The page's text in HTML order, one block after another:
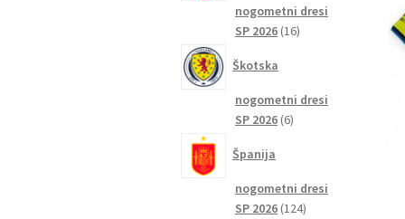
nogometni dresi
SP 2026 1616
Škotska
nogometni dresi
SP 2026 66
Španija
nogometni dresi
SP 2026 124124